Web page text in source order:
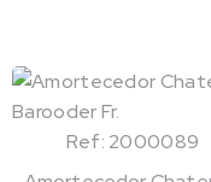
Ref: 2000089